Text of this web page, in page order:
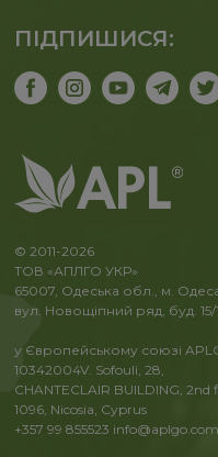
ПІДПИШИСЯ:
© 2011-2026
ТОВ «АПЛГО УКР»
65007, Одеська обл., м.
вул. Новощіпний ряд, буд. 15/
у Європейському союзі
10342004V. Sofouli, 28,
CHANTECLAIR BUILDING, 2nd
1096, Nicosia, Cyprus
+357 99 855523 info@aplgo.com